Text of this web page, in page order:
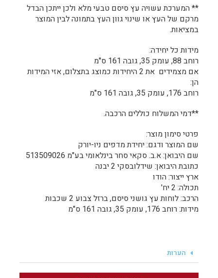
** המערכת עשויה עץ סיסם טבעי מלא ולכן ייתכן הבדל
מרקם של העץ או שינוי גוון העץ בתמונה לבין המוצר
במציאות.
מידות כל יחידה:
רוחב 88, עומק 35, גובה 161 ס"מ
אם מצמידים את 2 היחידות כמוצג בתצלום, אזי המידות
הן:
רוחב 176, עומק 35, גובה 161 ס"מ
**דמי המשלוח כוללים הרכבה.
פרטי סימון מוצר:
שם המוצר ודגם: יחידת מדפים ניו-יורק
שם היבואן: א.ב. סקאי סחר בינלאומי בע"מ 513509026
כתובת היבואן: שידלובסקי 2 יבנה
ארץ ייצור: הודו
תכולה: 2 יח'
הרכב: לוחות עץ גושני סיסם, ברזל צבוע 2 שכבות
מידות: רוחב 176, עומק 35, גובה 161 ס"מ
הערות